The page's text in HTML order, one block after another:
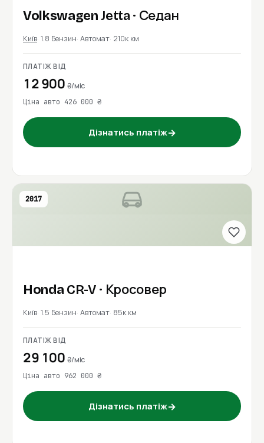
Volkswagen Jetta· Седан
Київ 1.8 Бензин Автомат 210к км
ПЛАТІЖ ВІД
12 900 ₴/міс
Ціна авто 426 000 ₴
Дізнатись платіж→
2017
Honda CR-V · Кросовер
Київ 1.5 Бензин Автомат 85к км
ПЛАТІЖ ВІД
29 100 ₴/міс
Ціна авто 962 000 ₴
Дізнатись платіж→